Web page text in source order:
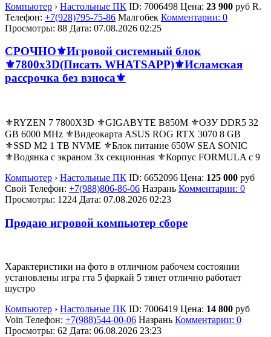
Компьютер › Настольные ПК ID: 7006498 Цена: 23 900 руб R.
Телефон: +7(928)795-75-86 Малгобек Комментарии: 0
Просмотры: 88 Дата: 07.08.2026 02:25
СРОЧНО⚜️Игровой системный блок
⚜️7800x3D(Писать WHATSAPP)⚜️Исламская
рассрочка без взноса⚜️
⚜️RYZEN 7 7800X3D ⚜️GIGABYTE B850M ⚜️ОЗУ DDR5 32
GB 6000 MHz ⚜️Видеокарта ASUS ROG RTX 3070 8 GB
⚜️SSD M2 1 TB NVME ⚜️Блок питание 650W SEA SONIC
⚜️Водянка с экраном 3х секционная ⚜️Корпус FORMULA с 9
Компьютер › Настольные ПК ID: 6652096 Цена: 125 000 руб
Свой Телефон: +7(988)806-86-06 Назрань Комментарии: 0
Просмотры: 1224 Дата: 07.08.2026 02:23
Продаю игровой компьютер сборе
Характеристики на фото в отличном рабочем состоянии
установлены игра гта 5 фаркай 5 тянет отлично работает
шустро
Компьютер › Настольные ПК ID: 7006419 Цена: 14 800 руб
Voin Телефон: +7(988)544-00-06 Назрань Комментарии: 0
Просмотры: 62 Дата: 06.08.2026 23:23